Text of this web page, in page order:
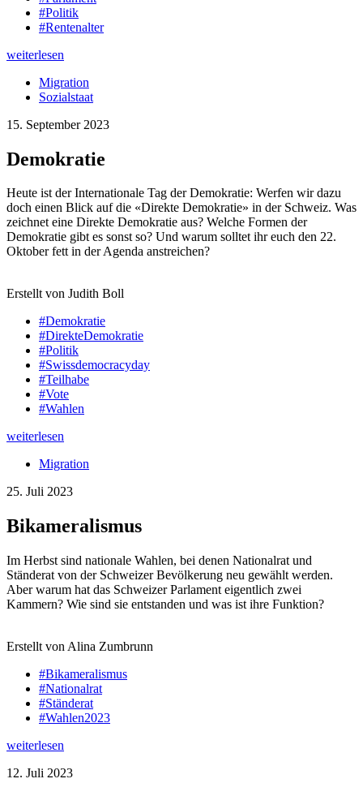
#Politik
#Rentenalter
weiterlesen
Migration
Sozialstaat
15. September 2023
Demokratie
Heute ist der Internationale Tag der Demokratie: Werfen wir dazu
doch einen Blick auf die «Direkte Demokratie» in der Schweiz. Was
zeichnet eine Direkte Demokratie aus? Welche Formen der
Demokratie gibt es sonst so? Und warum solltet ihr euch den 22.
Oktober fett in der Agenda anstreichen?
Erstellt von Judith Boll
#Demokratie
#DirekteDemokratie
#Politik
#Swissdemocracyday
#Teilhabe
#Vote
#Wahlen
weiterlesen
Migration
25. Juli 2023
Bikameralismus
Im Herbst sind nationale Wahlen, bei denen Nationalrat und
Ständerat von der Schweizer Bevölkerung neu gewählt werden.
Aber warum hat das Schweizer Parlament eigentlich zwei
Kammern? Wie sind sie entstanden und was ist ihre Funktion?
Erstellt von Alina Zumbrunn
#Bikameralismus
#Nationalrat
#Ständerat
#Wahlen2023
weiterlesen
12. Juli 2023